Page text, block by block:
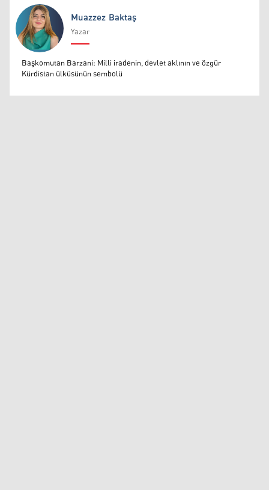
Muazzez Baktaş
Muazzez Baktaş
Yazar
Başkomutan Barzani: Milli iradenin, devlet aklının ve özgür
Kürdistan ülküsünün sembolü